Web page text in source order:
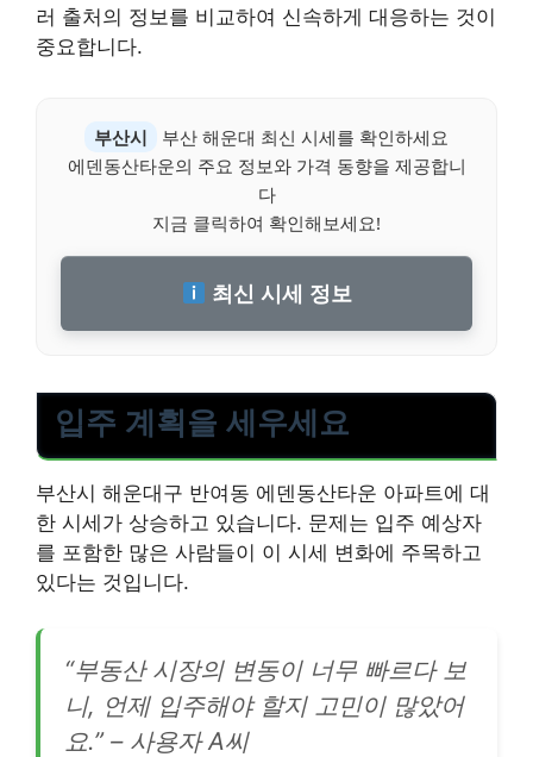
러 출처의 정보를 비교하여 신속하게 대응하는 것이
중요합니다.
부산시
부산 해운대 최신 시세를 확인하세요
에덴동산타운의 주요 정보와 가격 동향을 제공합니
다
지금 클릭하여 확인해보세요!
최신 시세 정보
입주 계획을 세우세요
부산시 해운대구 반여동 에덴동산타운 아파트에 대
한 시세가 상승하고 있습니다. 문제는 입주 예상자
를 포함한 많은 사람들이 이 시세 변화에 주목하고
있다는 것입니다.
“부동산 시장의 변동이 너무 빠르다 보
니, 언제 입주해야 할지 고민이 많았어
요.” – 사용자 A씨